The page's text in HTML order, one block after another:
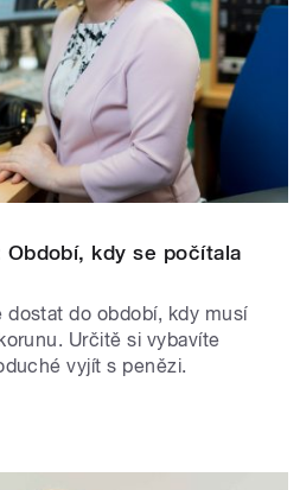
kdy se počítala
dostat do období, kdy musí
Určitě si vybavíte
vyjít s penězi.